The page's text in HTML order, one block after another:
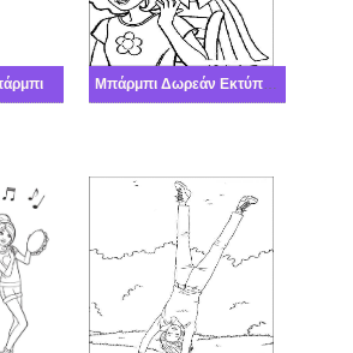
Μπάρμπι Δωρεάν Εκτύπωση